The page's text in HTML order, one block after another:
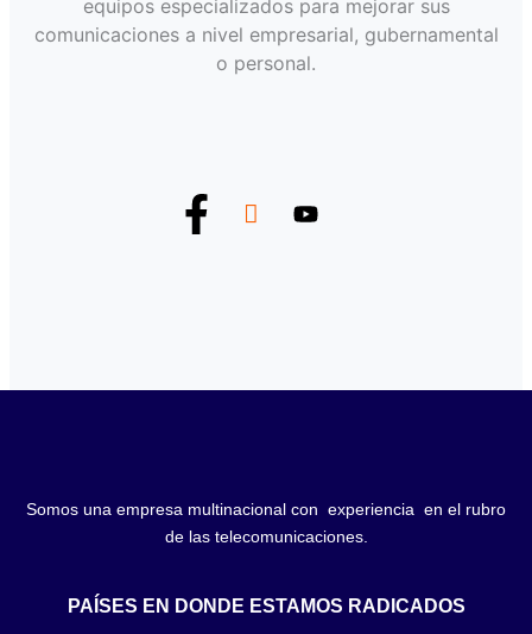
equipos especializados para mejorar sus
comunicaciones a nivel empresarial, gubernamental
o personal.
Somos una empresa multinacional con experiencia en el rubro
de las telecomunicaciones.
PAÍSES EN DONDE ESTAMOS RADICADOS